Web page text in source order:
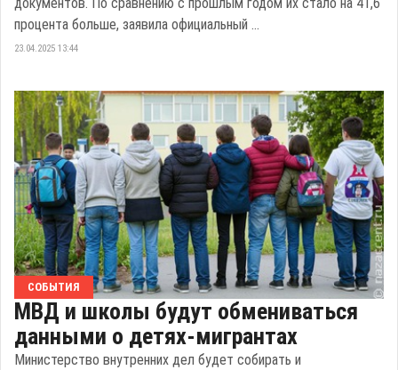
процента больше, заявила официальный ...
23.04.2025 13:44
СОБЫТИЯ
МВД и школы будут обмениваться
данными о детях-мигрантах
Министерство внутренних дел будет собирать и